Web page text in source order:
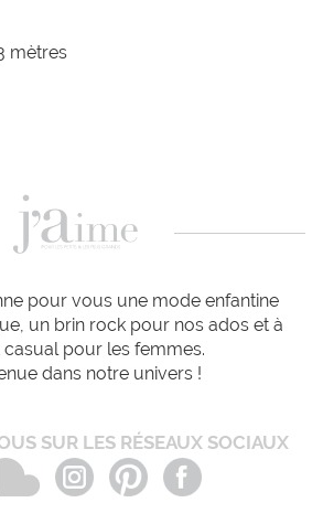
mètres
pour vous une mode enfantine
un brin rock pour nos ados et à
casual pour les femmes.
dans notre univers !
SUR LES RÉSEAUX SOCIAUX